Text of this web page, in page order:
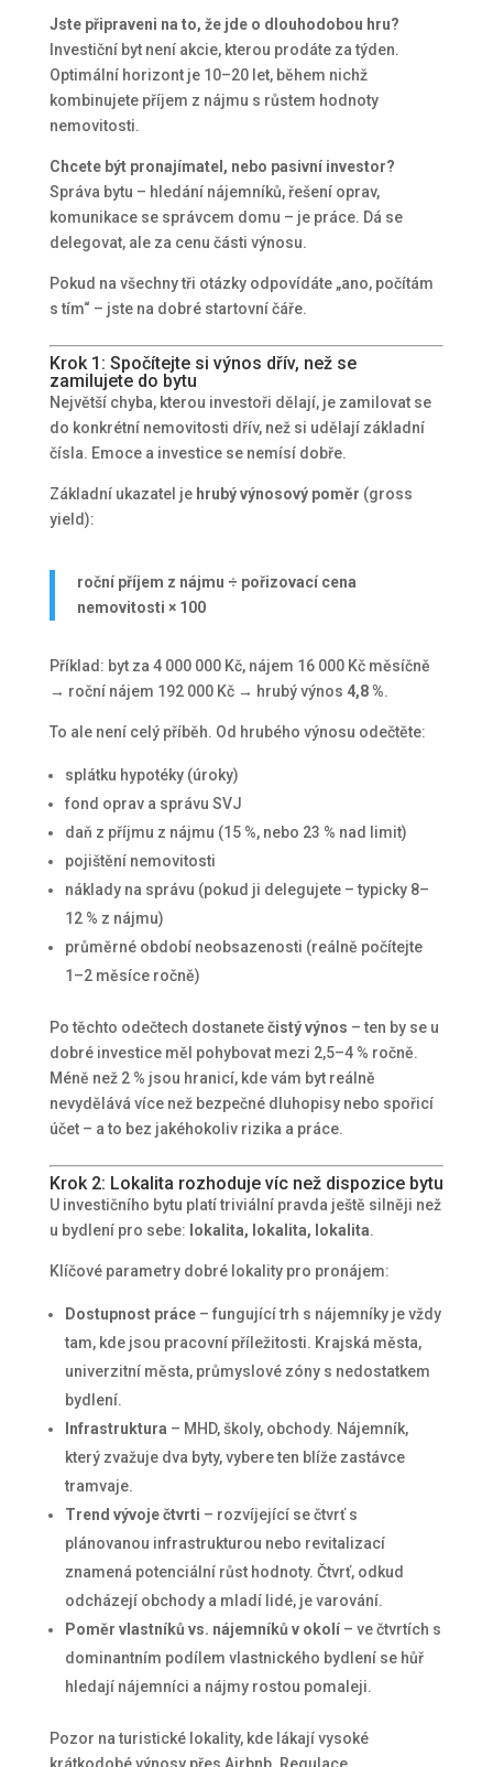
Jste připraveni na to, že jde o dlouhodobou hru?
Investiční byt není akcie, kterou prodáte za týden.
Optimální horizont je 10–20 let, během nichž
kombinujete příjem z nájmu s růstem hodnoty
nemovitosti.
Chcete být pronajímatel, nebo pasivní investor?
Správa bytu – hledání nájemníků, řešení oprav,
komunikace se správcem domu – je práce. Dá se
delegovat, ale za cenu části výnosu.
Pokud na všechny tři otázky odpovídáte „ano, počítám
s tím“ – jste na dobré startovní čáře.
Krok 1: Spočítejte si výnos dřív, než se
zamilujete do bytu
Největší chyba, kterou investoři dělají, je zamilovat se
do konkrétní nemovitosti dřív, než si udělají základní
čísla. Emoce a investice se nemísí dobře.
Základní ukazatel je hrubý výnosový poměr (gross
yield):
roční příjem z nájmu ÷ pořizovací cena
nemovitosti × 100
Příklad: byt za 4 000 000 Kč, nájem 16 000 Kč měsíčně
→ roční nájem 192 000 Kč → hrubý výnos 4,8 %.
To ale není celý příběh. Od hrubého výnosu odečtěte:
splátku hypotéky (úroky)
fond oprav a správu SVJ
daň z příjmu z nájmu (15 %, nebo 23 % nad limit)
pojištění nemovitosti
náklady na správu (pokud ji delegujete – typicky 8–
12 % z nájmu)
průměrné období neobsazenosti (reálně počítejte
1–2 měsíce ročně)
Po těchto odečtech dostanetečistý výnos – ten by se u
dobré investice měl pohybovat mezi 2,5–4 % ročně.
Méně než 2 % jsou hranicí, kde vám byt reálně
nevydělává více než bezpečné dluhopisy nebo spořicí
účet – a to bez jakéhokoliv rizika a práce.
Krok 2: Lokalita rozhoduje víc než dispozice bytu
U investičního bytu platí triviální pravda ještě silněji než
u bydlení pro sebe: lokalita, lokalita, lokalita.
Klíčové parametry dobré lokality pro pronájem:
Dostupnost práce– fungující trh s nájemníky je vždy
tam, kde jsou pracovní příležitosti. Krajská města,
univerzitní města, průmyslové zóny s nedostatkem
bydlení.
Infrastruktura – MHD, školy, obchody. Nájemník,
který zvažuje dva byty, vybere ten blíže zastávce
tramvaje.
Trend vývoje čtvrti – rozvíjející se čtvrť s
plánovanou infrastrukturou nebo revitalizací
znamená potenciální růst hodnoty. Čtvrť, odkud
odcházejí obchody a mladí lidé, je varování.
Poměr vlastníků vs. nájemníků v okolí– ve čtvrtích s
dominantním podílem vlastnického bydlení se hůř
hledají nájemníci a nájmy rostou pomaleji.
Pozor na turistické lokality, kde lákají vysoké